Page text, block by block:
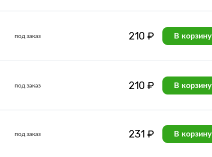
под заказ 210 ₽ В корзину
под заказ 210 ₽ В корзину
под заказ 231 ₽ В корзину